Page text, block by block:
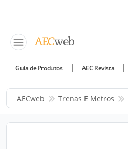
Guia de Produtos AEC Revista
AECweb Trenas E Metros